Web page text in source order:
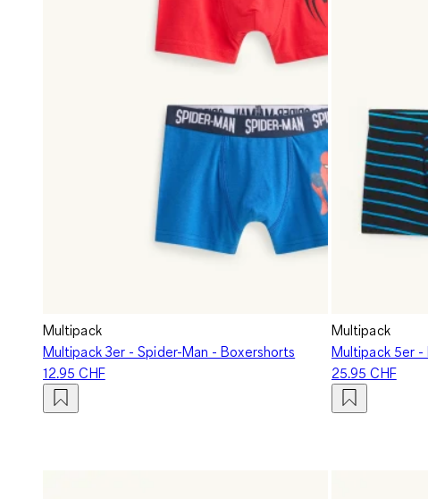
Multipack
Multipack 3er - Spider-Man - Boxershorts
12.95 CHF
Multipack
Multipack 5er
25.95 CHF